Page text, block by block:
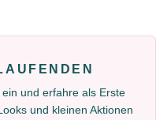
und erfahre als Erste
und kleinen Aktionen